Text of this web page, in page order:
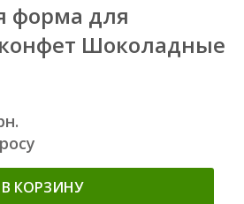
форма для
Шоколадные
В КОРЗИНУ